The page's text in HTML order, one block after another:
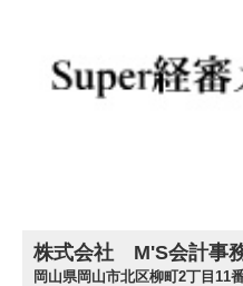
株式会社 M'S会計事
岡山県岡山市北区柳町2丁目